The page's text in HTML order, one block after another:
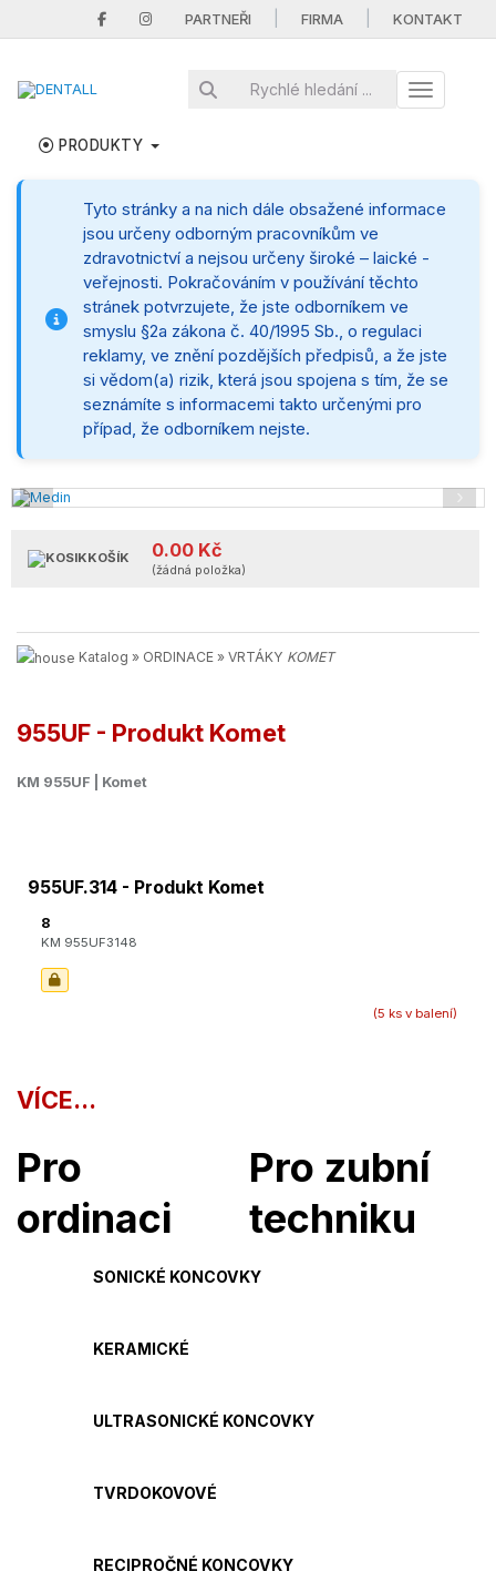
PARTNEŘI FIRMA KONTAKT
Toggle
PRODUKTY
Tyto stránky a na nich dále obsažené informace
jsou určeny odborným pracovníkům ve
zdravotnictví a nejsou určeny široké – laické -
veřejnosti. Pokračováním v používání těchto
stránek potvrzujete, že jste odborníkem ve
smyslu §2a zákona č. 40/1995 Sb., o regulaci
reklamy, ve znění pozdějších předpisů, a že jste
si vědom(a) rizik, která jsou spojena s tím, že se
seznámíte s informacemi takto určenými pro
případ, že odborníkem nejste.
‹
KOŠÍK 0.00 Kč
(žádná položka)
Katalog » ORDINACE » VRTÁKY KOMET
955UF - Produkt Komet
KM 955UF | Komet
955UF.314 - Produkt Komet
8
KM 955UF3148
(5 ks v balení)
VÍCE...
Pro
ordinaci
Pro zubní
techniku
SONICKÉ KONCOVKY
KERAMICKÉ
ULTRASONICKÉ KONCOVKY
TVRDOKOVOVÉ
RECIPROČNÉ KONCOVKY